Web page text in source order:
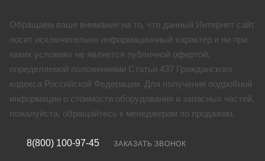
Обращаем ваше внимание на то, что данный Интернет сайт
носит исключительно информационный характер и ни при
каких условиях не является публичной офертой,
определяемой положениями Статьи 437 Гражданского
кодекса Российской Федерации. Для получения подробной
информации о стоимости оборудования и запасных частей,
пожалуйста, обращайтесь к менеджерам по продажам.
8(800) 100-97-45 ЗАКАЗАТЬ ЗВОНОК